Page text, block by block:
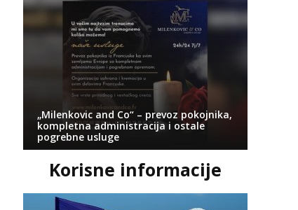
„Milenkovic and Co“ – prevoz pokojnika,
kompletna administracija i ostale
pogrebne usluge
Korisne informacije